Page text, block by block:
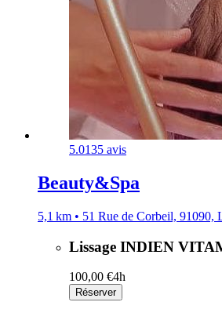
5.0135 avis
Beauty&Spa
5,1 km • 51 Rue de Corbeil, 91090,
Lissage INDIEN
100,00 €4h
Réserver